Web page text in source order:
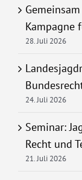
Kampagne
28. Juli 2026
24. Juli 2026
Seminar:
Recht und
21. Juli 2026